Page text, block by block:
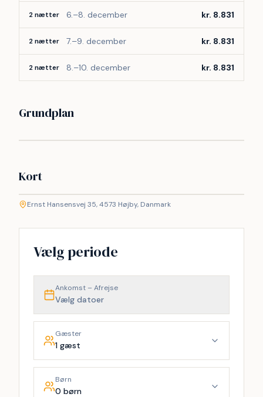
2 nætter 6.–8. december kr. 8.831
2 nætter 7.–9. december kr. 8.831
2 nætter 8.–10. december kr. 8.831
Grundplan
Kort
+
−
Ernst Hansensvej 35, 4573 Højby, Danmark
Vælg periode
Ankomst – Afrejse
Vælg datoer
Gæster
1 gæst
Børn
0 børn